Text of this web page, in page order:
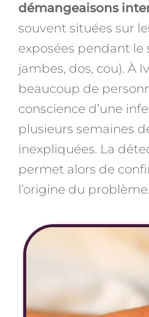
démangeaisons
souvent situées sur
exposées pendant le
jambes, dos, cou). À
beaucoup de
conscience d’une
plusieurs semaines
inexpliquées. La
permet alors de
l’origine du problème.